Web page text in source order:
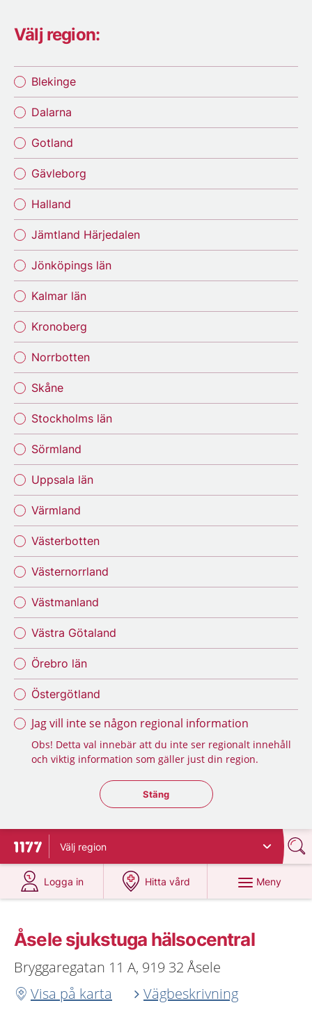
Välj region:
Blekinge
Dalarna
Gotland
Gävleborg
Halland
Jämtland Härjedalen
Jönköpings län
Kalmar län
Kronoberg
Norrbotten
Skåne
Stockholms län
Sörmland
Uppsala län
Värmland
Västerbotten
Västernorrland
Västmanland
Västra Götaland
Örebro län
Östergötland
Jag vill inte se någon regional information
Obs! Detta val innebär att du inte ser regionalt innehåll
och viktig information som gäller just din region.
Stäng regionsväljaren
Stäng
Till startsidan för 1177
Välj region
Logga in
på 1177.se
Hitta vård
på 1177.se
Meny
Åsele sjukstuga hälsocentral
Bryggaregatan 11 A, 919 32 Åsele
Visa på karta
Vägbeskrivning